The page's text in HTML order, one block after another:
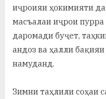
иҷроияи ҳокимияти
масъалаи иҷрои
даромади буҷет,
андоз ва ҳалли
намуданд.
Зимни таҳлили соҳаи